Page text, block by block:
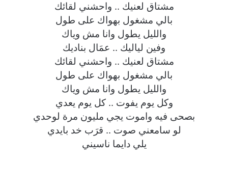
مشتاق لعنيك .. واحشني لقائك
بالي مشغول بهواك على طول
والليل يطول وانا مش وياك
وفين لياليك .. عمَال بناديك
مشتاق لعنيك .. واحشني لقائك
بالي مشغول بهواك على طول
والليل يطول وانا مش وياك
وكل يوم يفوت .. كل يوم يعدي
بصحى فيه واموت يجي مليون مرة لوحدي
لو سامعني صوت .. قرَب خد بايدي
يلي دايما ناسيني